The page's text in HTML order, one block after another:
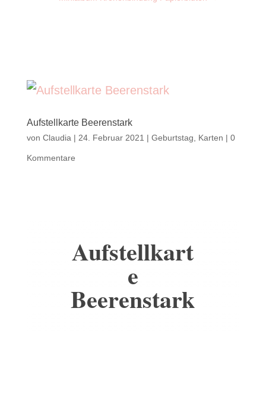
Aufstellkarte Beerenstark
von Claudia | 24. Februar 2021 | Geburtstag Karten | 0
Kommentare
Aufstellkart
e
Beerenstark